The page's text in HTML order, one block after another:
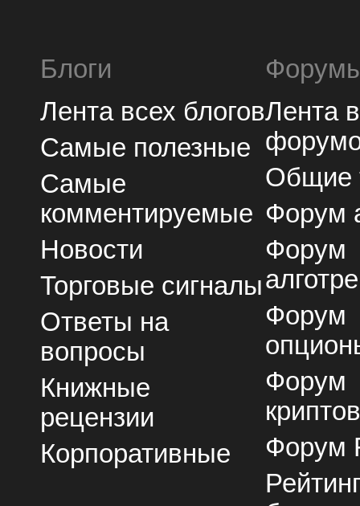
Блоги
Лента всех блогов
Самые полезные
Самые
комментируемые
Новости
Торговые сигналы
Ответы на
вопросы
Книжные
рецензии
Корпоративные
Лента
Общие
Форум
Форум
Форум
Форум
Форум